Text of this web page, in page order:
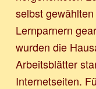
selbst
Lernparnern
wurden die
Arbeitsblätter
Internetseiten.